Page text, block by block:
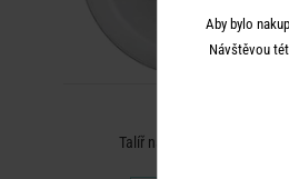
Talíř na těstoviny 23 cm
Aby bylo
Návštěvou